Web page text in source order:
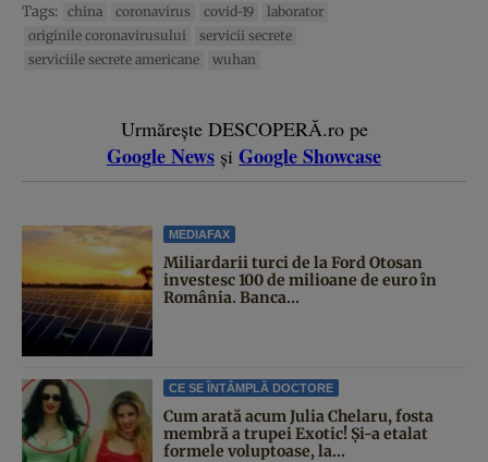
Tags: china coronavirus covid-19
laborator
originile coronavirusului
servicii secrete
serviciile secrete americane
wuhan
Urmărește DESCOPERĂ.ro pe
Google News și Google Showcase
MEDIAFAX
Miliardarii turci de la Ford Otosan
investesc 100 de milioane de euro în
România. Banca...
CE SE ÎNTÂMPLĂ DOCTORE
Cum arată acum Julia Chelaru, fosta
membră a trupei Exotic! Și-a etalat
formele voluptoase, la...